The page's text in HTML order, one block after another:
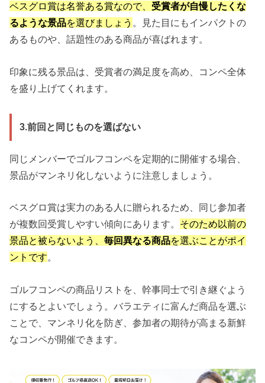
ベスグロ賞は名誉ある賞なので、 受賞者が自慢したくな
るような景品を選びましょう 。見た目にもインパクトの
あるものや、話題性のある商品が喜ばれます。
印象に残る景品は、受賞者の満足度を高め、コンペ全体
を盛り上げてくれます。
3.前回と同じものを選ばない
同じメンバーでゴルフコンペを定期的に開催する場合、
景品がマンネリ化しないように注意しましょう。
ベスグロ賞は実力のある人に贈られるため、同じ参加者
が複数回受賞しやすい傾向にあります。 そのため以前の
景品と被らないよう、毎回異なる商品を選ぶことがポイ
ントです。
ゴルフコンペの商品リストを、幹事同士で引き継ぐよう
にするとよいでしょう。バラエティに富んだ商品を選ぶ
ことで、マンネリ化を防ぎ、参加者の期待が高まる新鮮
なコンペが開催できます。